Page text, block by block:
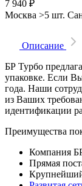
7 940 ₽
Москва >5 шт.
Описание
БР Турбо
упаковке. Если
года. Наши
из Ваших
идентификации
Преимущества
Компания
Прямая
Крупнейший